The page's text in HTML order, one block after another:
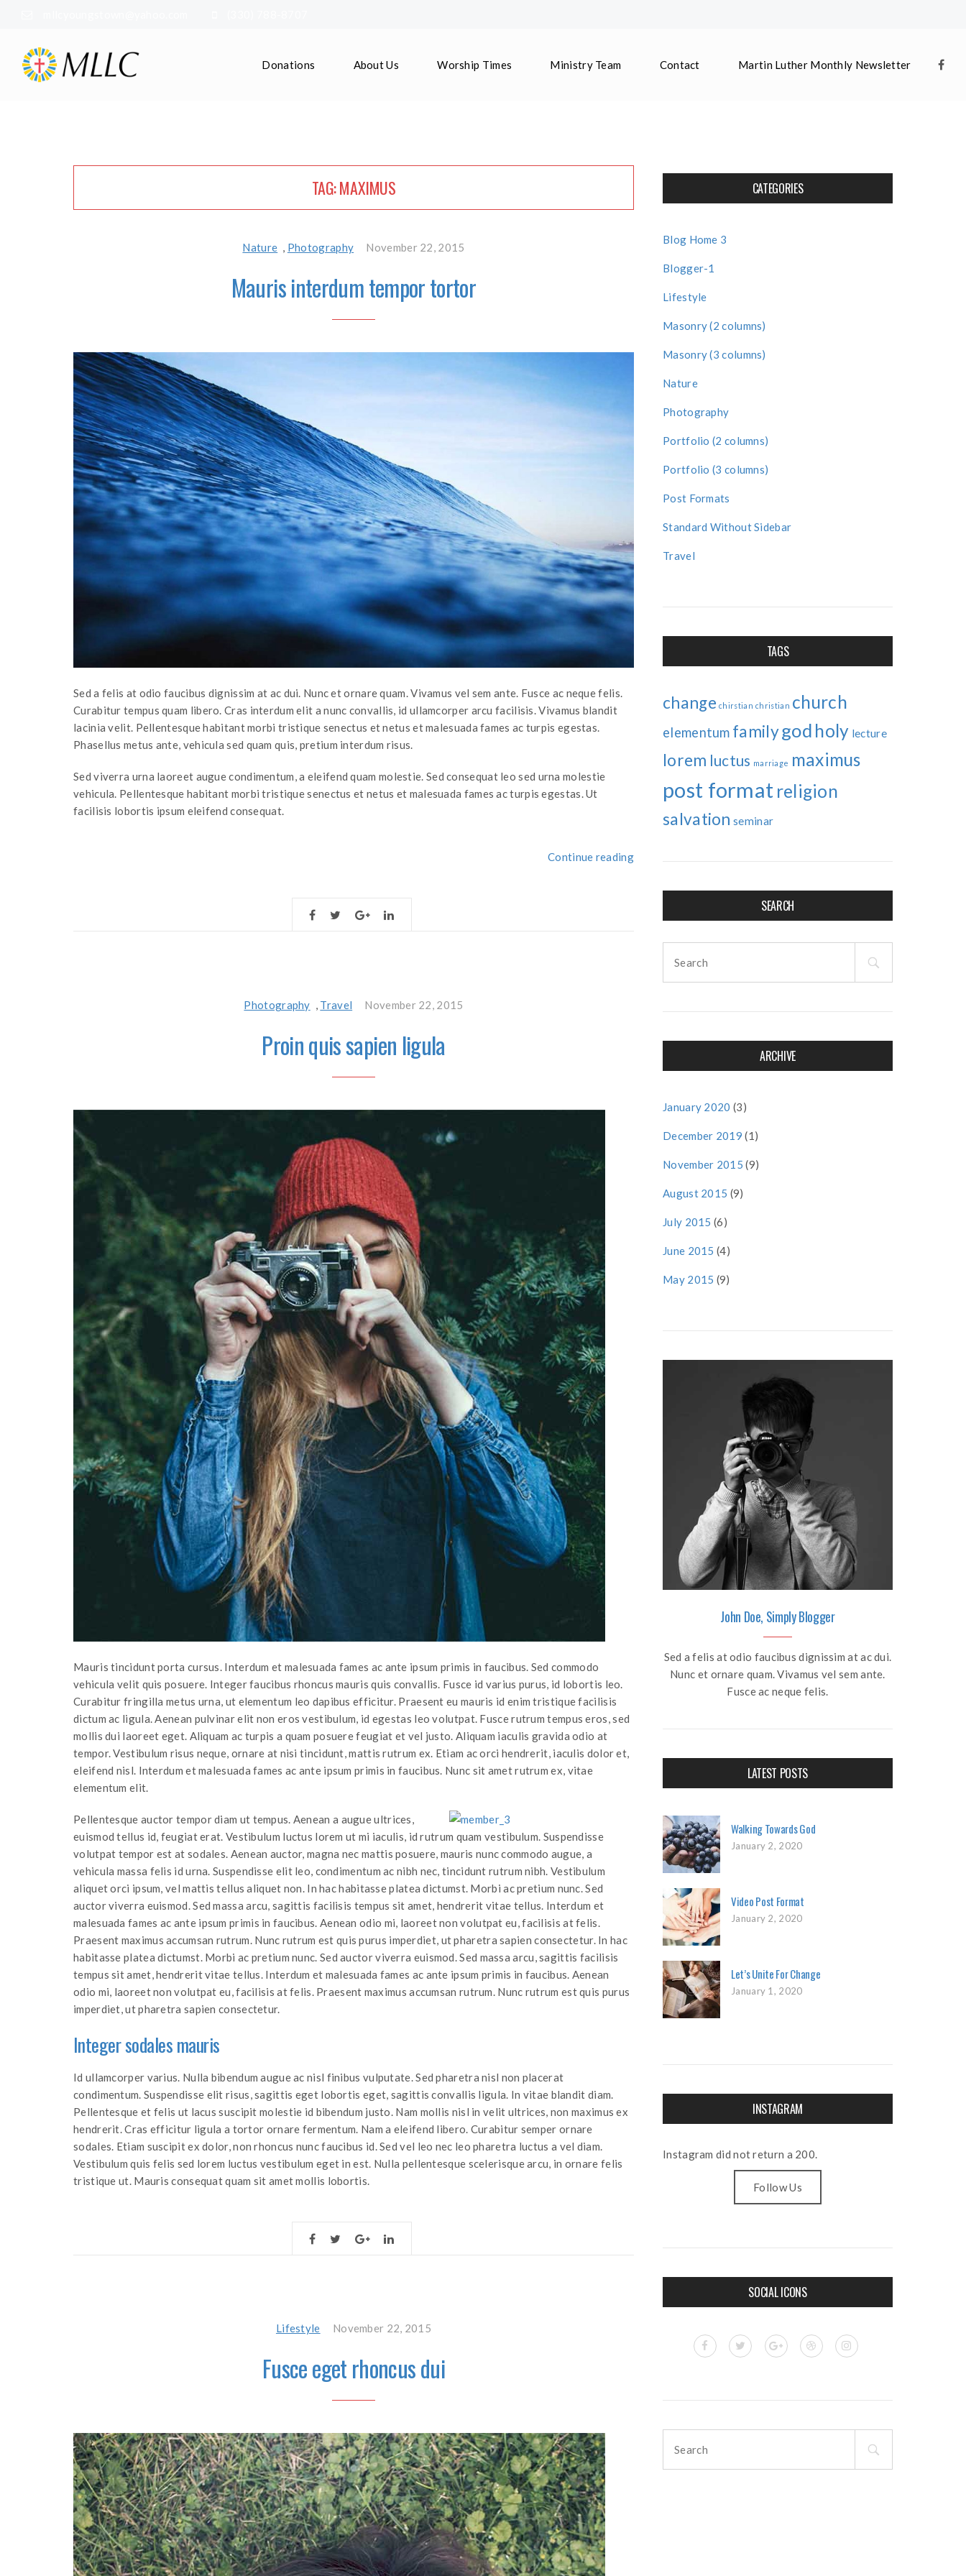
Donations About Us Worship Times Ministry Team Contact Martin Luther Monthly Newsletter
TAG:MAXIMUS
Nature , Photography November 22, 2015
Mauris interdum tempor tortor
Sed a felis at odio faucibus dignissim at ac dui. Nunc et ornare quam. Vivamus vel sem ante. Fusce ac neque felis.
Curabitur tempus quam libero. Cras interdum elit a nunc convallis, id ullamcorper arcu facilisis. Vivamus blandit
lacinia velit. Pellentesque habitant morbi tristique senectus et netus et malesuada fames ac turpis egestas.
Phasellus metus ante, vehicula sed quam quis, pretium interdum risus.
Sed viverra urna laoreet augue condimentum, a eleifend quam molestie. Sed consequat leo sed urna molestie
vehicula. Pellentesque habitant morbi tristique senectus et netus et malesuada fames ac turpis egestas. Ut
facilisis lobortis ipsum eleifend consequat.
Continue reading“Mauris
tempor
Photography , Travel November 22, 2015
Proin quis sapien ligula
Mauris tincidunt porta cursus. Interdum et malesuada fames ac ante ipsum primis in faucibus. Sed commodo
vehicula velit quis posuere. Integer faucibus rhoncus mauris quis convallis. Fusce id varius purus, id lobortis leo.
Curabitur fringilla metus urna, ut elementum leo dapibus efficitur. Praesent eu mauris id enim tristique facilisis
dictum ac ligula. Aenean pulvinar elit non eros vestibulum, id egestas leo volutpat. Fusce rutrum tempus eros, sed
mollis dui laoreet eget. Aliquam ac turpis a quam posuere feugiat et vel justo. Aliquam iaculis gravida odio at
tempor. Vestibulum risus neque, ornare at nisi tincidunt, mattis rutrum ex. Etiam ac orci hendrerit, iaculis dolor et,
eleifend nisl. Interdum et malesuada fames ac ante ipsum primis in faucibus. Nunc sit amet rutrum ex, vitae
elementum elit.
Pellentesque auctor tempor diam ut tempus. Aenean a augue ultrices,
euismod tellus id, feugiat erat. Vestibulum luctus lorem ut mi iaculis, id rutrum quam vestibulum. Suspendisse
volutpat tempor est at sodales. Aenean auctor, magna nec mattis posuere, mauris nunc commodo augue, a
vehicula massa felis id urna. Suspendisse elit leo, condimentum ac nibh nec, tincidunt rutrum nibh. Vestibulum
aliquet orci ipsum, vel mattis tellus aliquet non. In hac habitasse platea dictumst. Morbi ac pretium nunc. Sed
auctor viverra euismod. Sed massa arcu, sagittis facilisis tempus sit amet, hendrerit vitae tellus. Interdum et
malesuada fames ac ante ipsum primis in faucibus. Aenean odio mi, laoreet non volutpat eu, facilisis at felis.
Praesent maximus accumsan rutrum. Nunc rutrum est quis purus imperdiet, ut pharetra sapien consectetur. In hac
habitasse platea dictumst. Morbi ac pretium nunc. Sed auctor viverra euismod. Sed massa arcu, sagittis facilisis
tempus sit amet, hendrerit vitae tellus. Interdum et malesuada fames ac ante ipsum primis in faucibus. Aenean
odio mi, laoreet non volutpat eu, facilisis at felis. Praesent maximus accumsan rutrum. Nunc rutrum est quis purus
imperdiet, ut pharetra sapien consectetur.
Integer sodales mauris
Id ullamcorper varius. Nulla bibendum augue ac nisl finibus vulputate. Sed pharetra nisl non placerat
condimentum. Suspendisse elit risus, sagittis eget lobortis eget, sagittis convallis ligula. In vitae blandit diam.
Pellentesque et felis ut lacus suscipit molestie id bibendum justo. Nam mollis nisl in velit ultrices, non maximus ex
hendrerit. Cras efficitur ligula a tortor ornare fermentum. Nam a eleifend libero. Curabitur semper ornare
sodales. Etiam suscipit ex dolor, non rhoncus nunc faucibus id. Sed vel leo nec leo pharetra luctus a vel diam.
Vestibulum quis felis sed lorem luctus vestibulum eget in est. Nulla pellentesque scelerisque arcu, in ornare felis
tristique ut. Mauris consequat quam sit amet mollis lobortis.
Lifestyle November 22, 2015
Fusce eget rhoncus dui
CATEGORIES
Blog Home 3
Blogger-1
Lifestyle
Masonry (2 columns)
Masonry (3 columns)
Nature
Photography
Portfolio (2 columns)
Portfolio (3 columns)
Post Formats
Standard Without Sidebar
Travel
TAGS
change chirstian christian church
elementum familygod holy lecture
lorem luctus marriage maximus
post format religion
salvation seminar
SEARCH
for:
ARCHIVE
January 2020 (3)
December 2019 (1)
November 2015 (9)
August 2015 (9)
July 2015 (6)
June 2015 (4)
May 2015 (9)
John Doe, Simply Blogger
Sed a felis at odio faucibus dignissim at ac dui.
Nunc et ornare quam. Vivamus vel sem ante.
Fusce ac neque felis.
LATEST POSTS
Walking Towards God
January 2, 2020
Video Post Format
January 2, 2020
Let’s Unite For Change
January 1, 2020
INSTAGRAM
Instagram did not return a 200.
Follow Us
SOCIAL ICONS
for: